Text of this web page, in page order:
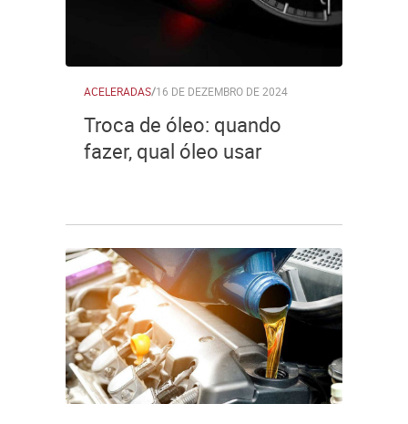
ACELERADAS/16 DE DEZEMBRO DE 2024
Troca de óleo: quando
fazer, qual óleo usar